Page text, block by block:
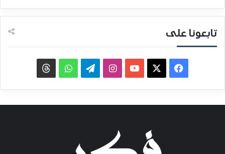
تابعونا على